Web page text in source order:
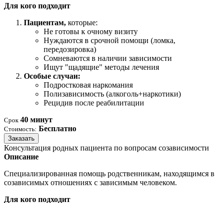
Для кого подходит
Пациентам, которые:
Не готовы к очному визиту
Нуждаются в срочной помощи (ломка,
передозировка)
Сомневаются в наличии зависимости
Ищут "щадящие" методы лечения
Особые случаи:
Подростковая наркомания
Полизависимость (алкоголь+наркотики)
Рецидив после реабилитации
Срок 40 минут
Стоимость: Бесплатно
Заказать
Консультация родных пациента по вопросам созависимости
Описание
Специализированная помощь родственникам, находящимся в
созависимых отношениях с зависимым человеком.
Для кого подходит